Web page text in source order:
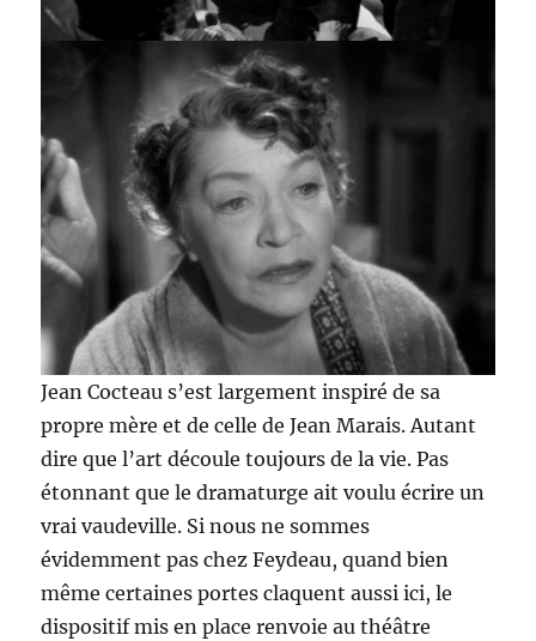
Jean Cocteau s’est largement inspiré de sa
propre mère et de celle de Jean Marais. Autant
dire que l’art découle toujours de la vie. Pas
étonnant que le dramaturge ait voulu écrire un
vrai vaudeville. Si nous ne sommes
évidemment pas chez Feydeau, quand bien
même certaines portes claquent aussi ici, le
dispositif mis en place renvoie au théâtre